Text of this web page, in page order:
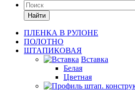
Найти
ПЛЕНКА В РУЛОНЕ
ПОЛОТНО
ШТАПИКОВАЯ
Вставка
Белая
Цветная